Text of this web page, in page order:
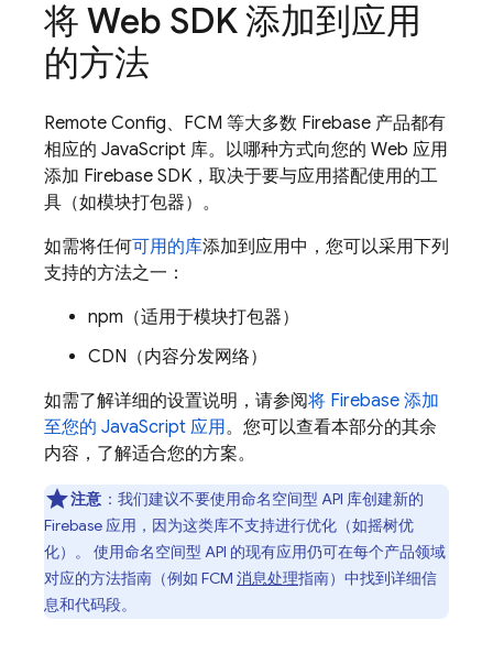
将 Web SDK 添加到应用
的方法
Remote Config、 FCM 等大多数 Firebase 产品都有
相应的 JavaScript 库。以哪种方式向您的 Web 应用
添加 Firebase SDK，取决于要与应用搭配使用的工
具（如模块打包器）。
如需将任何可用的库添加到应用中，您可以采用下列
支持的方法之一：
npm（适用于模块打包器）
CDN（内容分发网络）
如需了解详细的设置说明，请参阅将 Firebase 添加
至您的 JavaScript 应用。您可以查看本部分的其余
内容，了解适合您的方案。
注意 ：我们建议不要使用命名空间型 API 库创建新的
Firebase 应用，因为这类库不支持进行优化（如摇树优
化）。 使用命名空间型 API 的现有应用仍可在每个产品领域
对应的方法指南（例如 FCM 消息处理指南）中找到详细信
息和代码段。